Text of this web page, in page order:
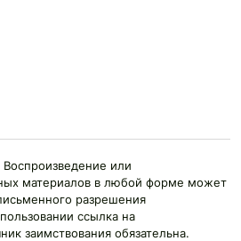
или
материалов в любой форме может
разрешения
ссылка на
заимствования обязательна.